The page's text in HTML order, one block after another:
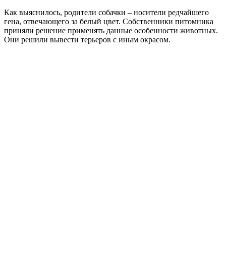
Как выяснилось, родители собачки – носители редчайшего
гена, отвечающего за белый цвет. Собственники питомника
приняли решение применять данные особенности животных.
Они решили вывести терьеров с иным окрасом.